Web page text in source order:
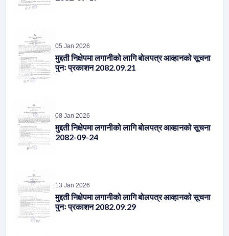
मुद्दती निक्षेपमा लगानीको लागि बोलपत्र आव्हानको सूचना
पुनः प्रकाशन 2082.09.21
मुद्दती निक्षेपमा लगानीको लागि बोलपत्र आव्हानको सूचना
2082-09-24
13 Jan 2026
मुद्दती निक्षेपमा लगानीको लागि बोलपत्र आव्हानको सूचना
पुनः प्रकाशन 2082.09.29